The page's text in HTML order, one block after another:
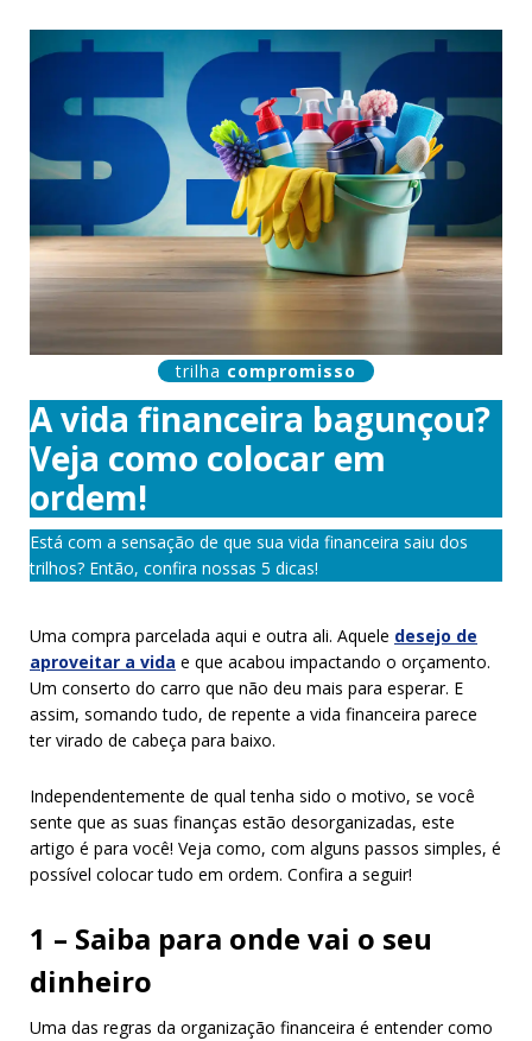
trilha compromisso
A vida financeira bagunçou?
Veja como colocar em
ordem!
Está com a sensação de que sua vida financeira saiu dos
trilhos? Então, confira nossas 5 dicas!
Uma compra parcelada aqui e outra ali. Aquele desejo de
aproveitar a vida e que acabou impactando o orçamento.
Um conserto do carro que não deu mais para esperar. E
assim, somando tudo, de repente a vida financeira parece
ter virado de cabeça para baixo.
Independentemente de qual tenha sido o motivo, se você
sente que as suas finanças estão desorganizadas, este
artigo é para você! Veja como, com alguns passos simples, é
possível colocar tudo em ordem. Confira a seguir!
1 – Saiba para onde vai o seu
dinheiro
Uma das regras da organização financeira é entender como